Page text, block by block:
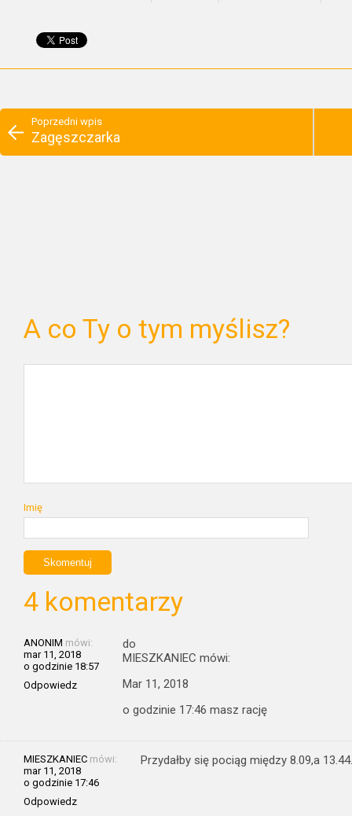
Poprzedni wpis
Zagęszczarka
A co Ty o tym myślisz?
Imię
4 komentarzy
ANONIM mówi:
mar 11, 2018
o godzinie 18:57
Odpowiedz
do
MIESZKANIEC mówi:
Mar 11, 2018
o godzinie 17:46 masz rację
MIESZKANIEC mówi:
mar 11, 2018
o godzinie 17:46
Odpowiedz
Przydałby się pociąg między 8.09,a 13.44.